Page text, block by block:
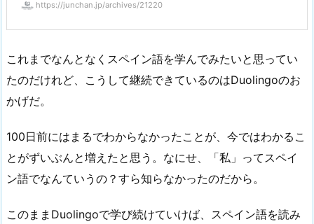
https://junchan.jp/archives/21220
これまでなんとなくスペイン語を学んでみたいと思ってい
たのだけれど、こうして継続できているのはDuolingoのお
かげだ。
100日前にはまるでわからなかったことが、今ではわかるこ
とがずいぶんと増えたと思う。なにせ、「私」ってスペイ
ン語でなんていうの？すら知らなかったのだから。
このままDuolingoで学び続けていけば、スペイン語を読み